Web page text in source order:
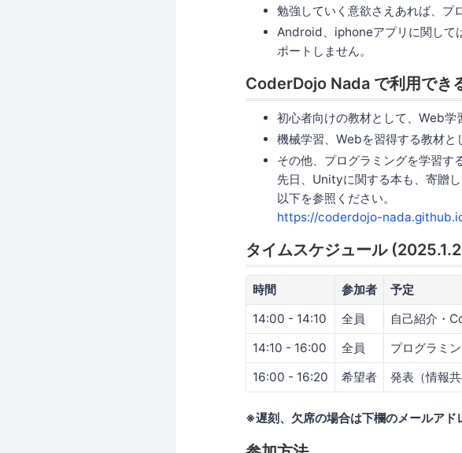
勉強していく意欲さえあれば、プ
Android、iphoneアプリに関して
ポートしません。
CoderDojo Nada で利用でき
初心者向けの教材として、Web学
機械学習、Webを習得する教材
その他、プログラミングを学習す
先日、Unityに関する本も、寄贈し
以下を参照ください。
https://coderdojo-
タイムスケジュール
時間 参加者
予定
14:00 - 14:10
全員
自己紹介・
14:10 - 16:00
全員
プログラミ
16:00 - 16:20
希望者 発表（情報共
※遅刻、欠席の場合は下欄のメールアド